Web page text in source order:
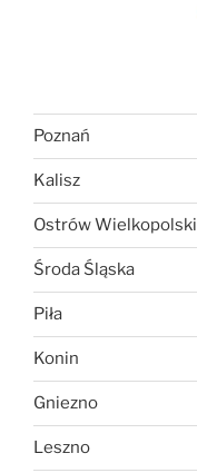
Poznań
Kalisz
Ostrów Wielkopolski
Środa Śląska
Piła
Konin
Gniezno
Leszno